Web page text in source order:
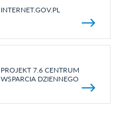
INTERNET.GOV.PL
PROJEKT 7.6 CENTRUM
WSPARCIA DZIENNEGO